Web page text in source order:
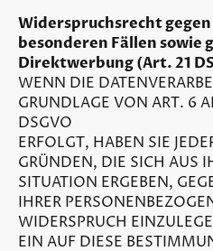
Widerspruchsrecht
besonderen Fällen sowie
Direktwerbung (Art. 21
WENN DIE
GRUNDLAGE VON ART. 6
DSGVO
ERFOLGT, HABEN SIE
GRÜNDEN, DIE SICH AUS
SITUATION ERGEBEN,
IHRER
WIDERSPRUCH
EIN AUF DIESE